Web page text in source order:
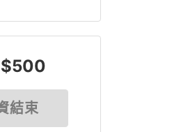
結束